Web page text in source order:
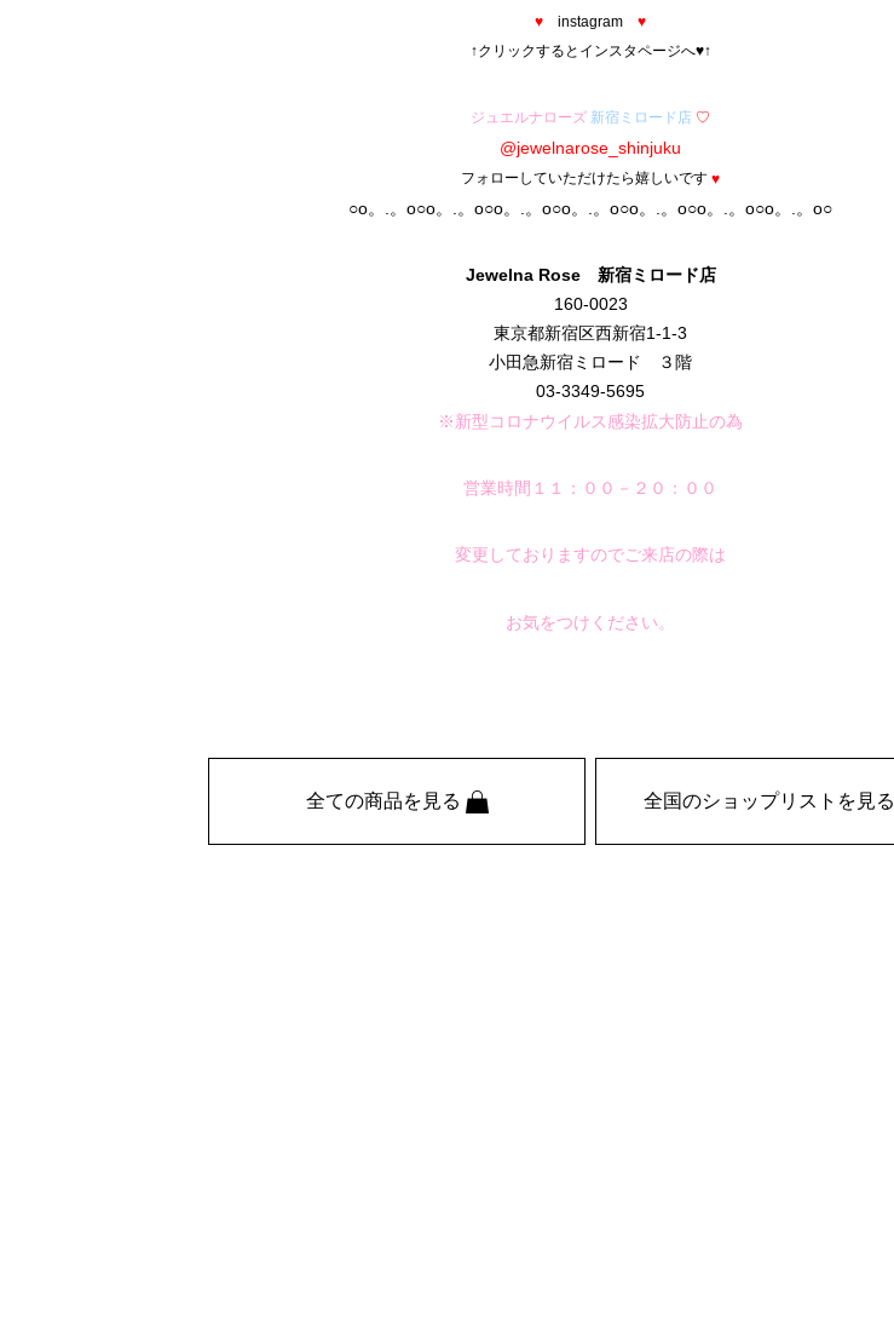
♥ instagram
♥
↑クリックするとインスタページへ♥↑
ジュエルナローズ 新宿ミロード店 ♡
@jewelnarose_shinjuku
フォローしていただけたら嬉しいです ♥
○o。.。o○o。.。o○o。.。o○o。.。o○o。.。o○o。.。o○o。.。o○
Jewelna Rose 新宿ミロード店
160-0023
東京都新宿区西新宿1-1-3
小田急新宿ミロード ３階
03-3349-5695
※新型コロナウイルス感染拡大防止の為
営業時間１１：００－２０：００
変更しておりますのでご来店の際は
お気をつけください。
全ての商品を見る 全国のショップリストを見る